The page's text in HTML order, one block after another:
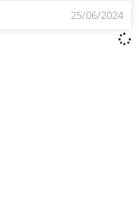
25/06/2024